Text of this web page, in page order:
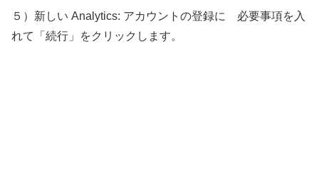
５）新しい Analytics: アカウントの登録に 必要事項を入
れて「続行」をクリックします。